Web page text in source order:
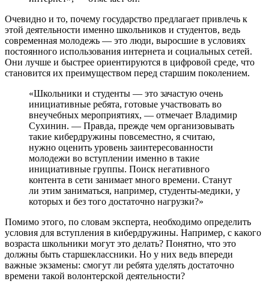
Очевидно и то, почему государство предлагает привлечь к
этой деятельности именно школьников и студентов, ведь
современная молодежь — это люди, выросшие в условиях
постоянного использования интернета и социальных сетей.
Они лучше и быстрее ориентируются в цифровой среде, что
становится их преимуществом перед старшим поколением.
«Школьники и студенты — это зачастую очень
инициативные ребята, готовые участвовать во
внеучебных мероприятиях, — отмечает Владимир
Сухинин. — Правда, прежде чем организовывать
такие кибердружины повсеместно, я считаю,
нужно оценить уровень заинтересованности
молодежи во вступлении именно в такие
инициативные группы. Поиск негативного
контента в сети занимает много времени. Станут
ли этим заниматься, например, студенты-медики, у
которых и без того достаточно нагрузки?»
Помимо этого, по словам эксперта, необходимо определить
условия для вступления в кибердружины. Например, с какого
возраста школьники могут это делать? Понятно, что это
должны быть старшеклассники. Но у них ведь впереди
важные экзамены: смогут ли ребята уделять достаточно
времени такой волонтерской деятельности?